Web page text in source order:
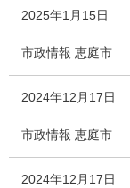
2025年1月15日
市政情報 恵庭市
2024年12月17日
市政情報 恵庭市
2024年12月17日